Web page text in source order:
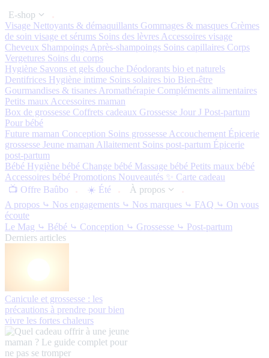
E-shop
Visage Nettoyants & démaquillants Gommages & masques Crèmes
de soin visage et sérums Soins des lèvres Accessoires visage
Cheveux Shampoings Après-shampoings Soins capillaires Corps
Vergetures Soins du corps
Hygiène Savons et gels douche Déodorants bio et naturels
Dentifrices Hygiène intime Soins solaires bio Bien-être
Gourmandises & tisanes Aromathérapie Compléments alimentaires
Petits maux Accessoires maman
Box de grossesse Coffrets cadeaux Grossesse Jour J Post-partum
Pour bébé
Future maman Conception Soins grossesse Accouchement Épicerie
grossesse Jeune maman Allaitement Soins post-partum Épicerie
post-partum
Bébé Hygiène bébé Change bébé Massage bébé Petits maux bébé
Accessoires bébé Promotions Nouveautés ✨ Carte cadeau
📺 Offre Baûbo
☀️ Été
À propos
A propos ⤷ Nos engagements ⤷ Nos marques ⤷ FAQ ⤷ On vous
écoute
Le Mag ⤷ Bébé ⤷ Conception ⤷ Grossesse ⤷ Post-partum
Derniers articles
Canicule et grossesse : les
précautions à prendre pour bien
vivre les fortes chaleurs